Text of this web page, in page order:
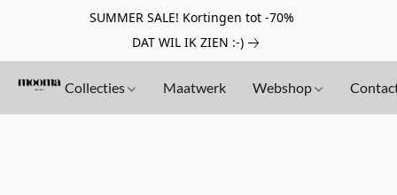
SUMMER SALE! Kortingen tot -70%
DAT WIL IK ZIEN :-)
Collecties Maatwerk Webshop